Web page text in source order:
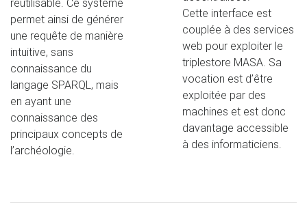
Cette interface est
couplée à des services
web pour exploiter le
triplestore MASA. Sa
vocation est d’être
exploitée par des
machines et est donc
davantage accessible
à des informaticiens.
réutilisable. Ce système
permet ainsi de générer
une requête de manière
intuitive, sans
connaissance du
langage SPARQL, mais
en ayant une
connaissance des
principaux concepts de
l’archéologie.